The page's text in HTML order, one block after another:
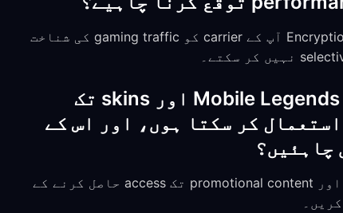
ML launch کرنے سے پہلے FreeGuard VPN سے connect کریں۔ Encryption آپ کے carrier کو gaming traffic کی شناخت
کیا میں کچھ regions کے لیے مخصوص Mobile Legends events اور skins تک
access حاصل کرنے کے لیے FreeGuard VPN استعمال کر سکتا ہوں، اور اس کے
چاہئیں؟
جی ہاں۔ Mobile Legends میں region-exclusive events، skins، اور promotional content تک access حاصل کرنے کے